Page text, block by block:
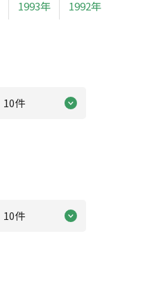
1993年 1992年